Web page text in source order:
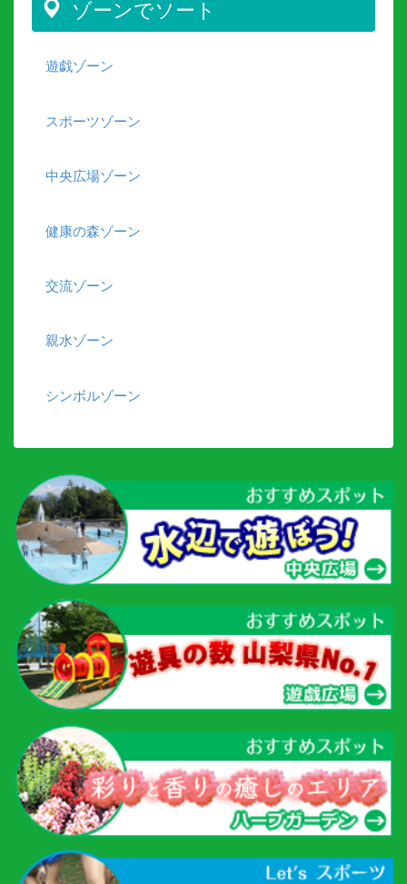
ゾーンでソート
遊戯ゾーン
スポーツゾーン
中央広場ゾーン
健康の森ゾーン
交流ゾーン
親水ゾーン
シンボルゾーン